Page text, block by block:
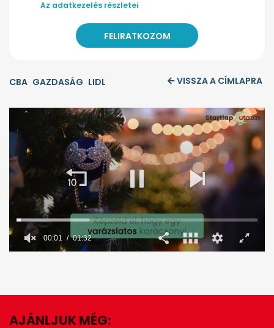
Az adatkezelés részletei
CBA GAZDASÁG LIDL VISSZA A CÍMLAPRA
minute,
seconds
00:02 01:32
AJÁNLJUK MÉG: